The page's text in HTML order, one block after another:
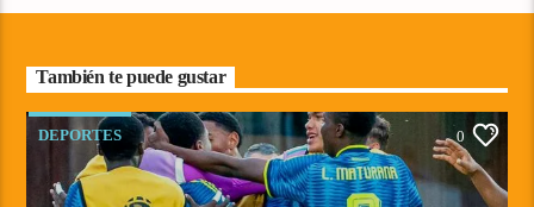
También te puede gustar
DEPORTES 0